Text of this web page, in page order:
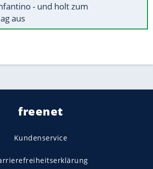
- und holt zum
aus
freenet
Kundenservice